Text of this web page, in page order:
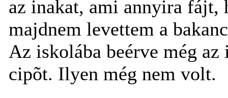
az inakat, ami annyira fájt,
majdnem levettem a
Az iskolába beérve még
cipõt. Ilyen még nem volt.